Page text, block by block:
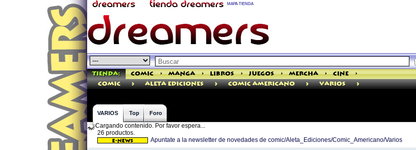
MAPA TIENDA
Tienda: Comic > Manga > Libros > Juegos > Mercha > Cine
>
comic
> Aleta Ediciones > Comic Americano > Varios >
VARIOS Top Foro
Cargando contenido. Por favor espera...
26 productos.
Apuntate a la newsletter de novedades de comic/Aleta_Ediciones/Comic_Americano/Varios